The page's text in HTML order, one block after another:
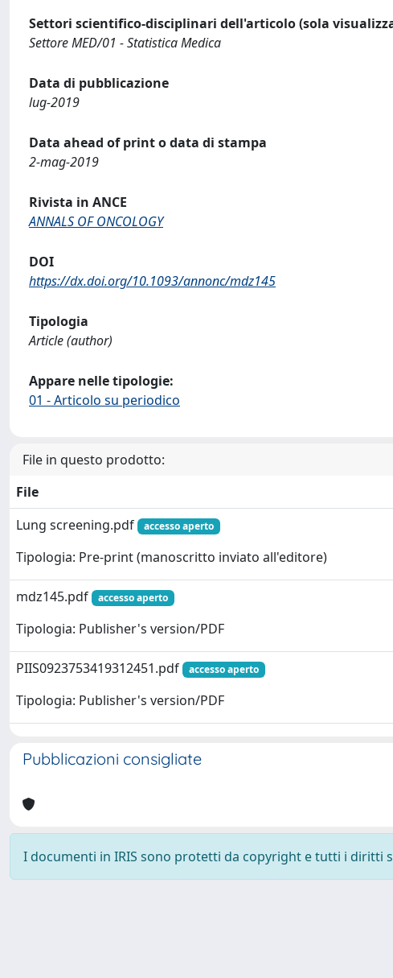
Settori scientifico-disciplinari dell'articolo (sola
Settore MED/01 - Statistica Medica
Data di pubblicazione
lug-2019
Data ahead of print o data di stampa
2-mag-2019
Rivista in ANCE
ANNALS OF ONCOLOGY
DOI
https://dx.doi.org/10.1093/annonc/mdz145
Tipologia
Article (author)
Appare nelle tipologie:
01 - Articolo su periodico
File in questo prodotto:
File
Lung screening.pdf
accesso aperto
Tipologia: Pre-print (manoscritto inviato all'editore)
mdz145.pdf accesso aperto
Tipologia: Publisher's version/PDF
PIIS0923753419312451.pdf accesso aperto
Tipologia: Publisher's version/PDF
Pubblicazioni consigliate
I documenti in IRIS sono protetti da copyright e tutti i diritti